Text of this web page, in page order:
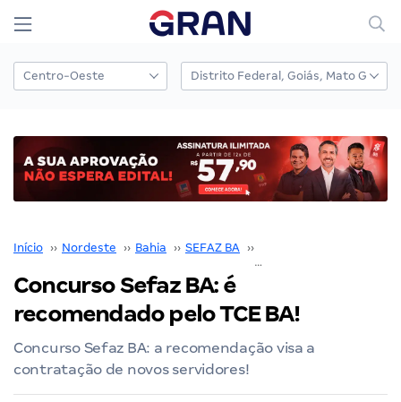
Início ›› Nordeste ›› Bahia ›› SEFAZ BA ››
Concurso Sefaz BA: é
recomendado pelo TCE BA!
Concurso Sefaz BA: a recomendação visa a
contratação de novos servidores!